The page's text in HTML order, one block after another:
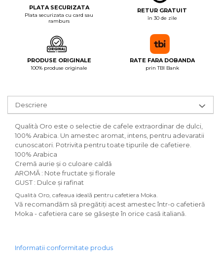
PLATA SECURIZATA
Plata securizata cu card sau
ramburs
RETUR GRATUIT
în 30 de zile
PRODUSE ORIGINALE
100% produse originale
RATE FARA DOBANDA
prin TBI Bank
Descriere
Qualità Oro este o selectie de cafele extraordinar de dulci,
100% Arabica. Un amestec aromat, intens, pentru adevaratii
cunoscatori. Potrivita pentru toate tipurile de cafetiere.
100% Arabica
Cremă aurie și o culoare caldă
AROMĂ : Note fructate și florale
GUST : Dulce și rafinat
Qualità Oro, cafeaua ideală pentru cafetiera Moka.
Vă recomandăm să pregătiți acest amestec într-o cafetieră
Moka - cafetiera care se găsește în orice casă italiană.
Informatii conformitate produs